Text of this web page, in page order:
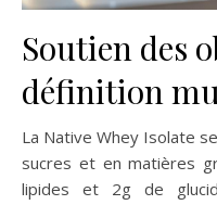
Soutien des
définition
La Native Whey Isolate
sucres et en matières
lipides et 2g de